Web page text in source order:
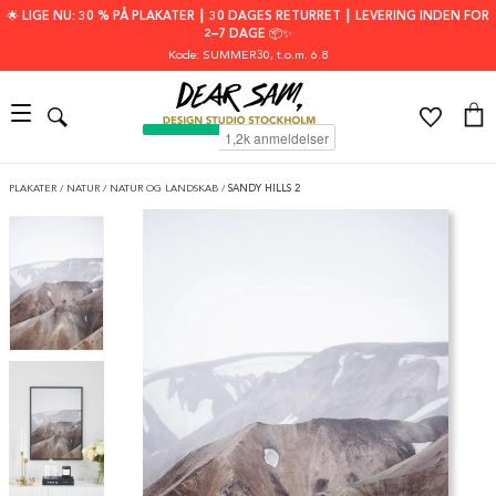
🌟 LIGE NU: 30 % PÅ PLAKATER ┃ 30 DAGES RETURRET ┃ LEVERING INDEN FOR
2–7 DAGE 📦✨
Kode: SUMMER30, t.o.m. 6.8
PLAKATER / NATUR / NATUR OG LANDSKAB / SANDY HILLS 2